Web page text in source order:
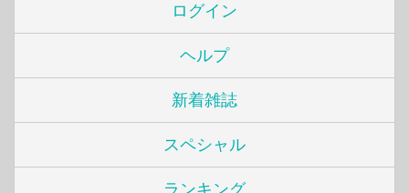
ログイン
ヘルプ
新着雑誌
スペシャル
ランキング